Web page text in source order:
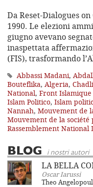
Da Reset-Dialogues
1990. Le elezioni
giugno avevano
inaspettata
(FIS), trasformando
Abbassi Madani,
Bouteflika, Algeria,
National, Front
Islam Politico, Islam
Nannah, Mouvement de
Mouvement de la
Rassemblement National
BLOG i nostri autori
LA BELLA
Oscar Iarussi
Theo